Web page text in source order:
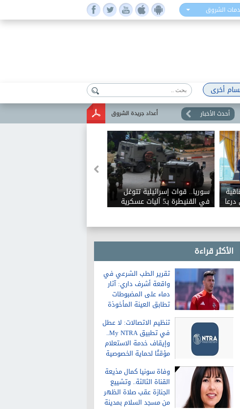
الشروق
أخرى
أعداد جريدة الشروق أحدث الأخبار
سوريا.. قوات إسرائيلية تتوغل
في القنيطرة بـ5 آليات عسكرية
الأكثر قراءة
تقرير الطب الشرعي في
واقعة أشرف داري: آثار
دماء على المضبوطات
تطابق العينة المأخوذة
تنظيم الاتصالات: لا عطل
في تطبيق My NTRA..
وإيقاف خدمة الاستعلام
مؤقتًا لحماية الخصوصية
وفاة سونيا كمال مذيعة
القناة الثالثة.. وتشييع
الجنازة عقب صلاة الظهر
من مسجد السلام بمدينة